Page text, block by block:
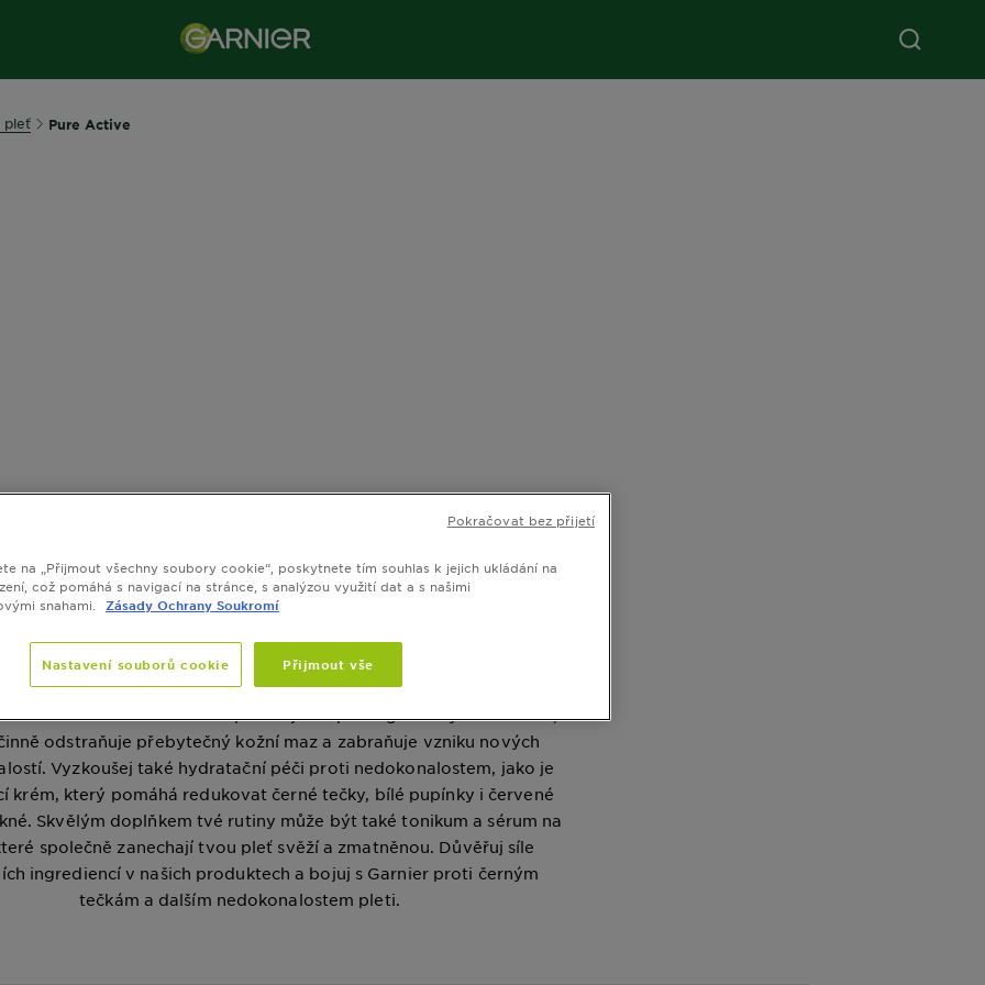
pleť Pure Active
Řada Pure Active
péči proti nedokonalostem pleti s produkty od Garnier. Řada
Pure Active nabízí komplexní řešení pro pleť se sklony k
Pro hlubší čištění doporučujeme peelingové mýdlo na akné,
odstraňuje přebytečný kožní maz a zabraňuje vzniku nových
Vyzkoušej také hydratační péči proti nedokonalostem, jako je
krém, který pomáhá redukovat černé tečky, bílé pupínky i červené
Skvělým doplňkem tvé rutiny může být také tonikum a sérum na
společně zanechají tvou pleť svěží a zmatněnou. Důvěřuj síle
ingrediencí v našich produktech a bojuj s Garnier proti černým
tečkám a dalším nedokonalostem pleti.
na „Přijmout všechny soubory cookie“, poskytnete tím souhlas k jejich ukládání na
což pomáhá s navigací na stránce, s analýzou využití dat a s našimi
snahami.
Zásady Ochrany Soukromí
Nastavení souborů cookie Přijmout vše
Pokračovat bez přijetí